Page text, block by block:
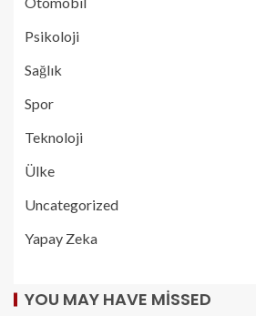
Psikoloji
Sağlık
Spor
Teknoloji
Ülke
Uncategorized
Yapay Zeka
YOU MAY HAVE MISSED